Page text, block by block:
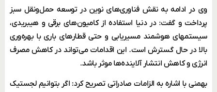
وی در ادامه به نقش فناوری‌های نوین در توسعه حمل‌ونقل سبز
پرداخت و گفت: در دنیا استفاده از کامیون‌های برقی و هیبریدی،
سیستمهای هوشمند مسیر‌یابی و حتی قطارهای باری با بهره‌وری
بالا در حال گسترش است. این اقدامات می‌تواند در کاهش مصرف
انرژی و کاهش انتشار آلاینده‌ها موثر باشد.
بهمنی با اشاره به الزامات صادراتی تصریح کرد: اگر بتوانیم لجستیک